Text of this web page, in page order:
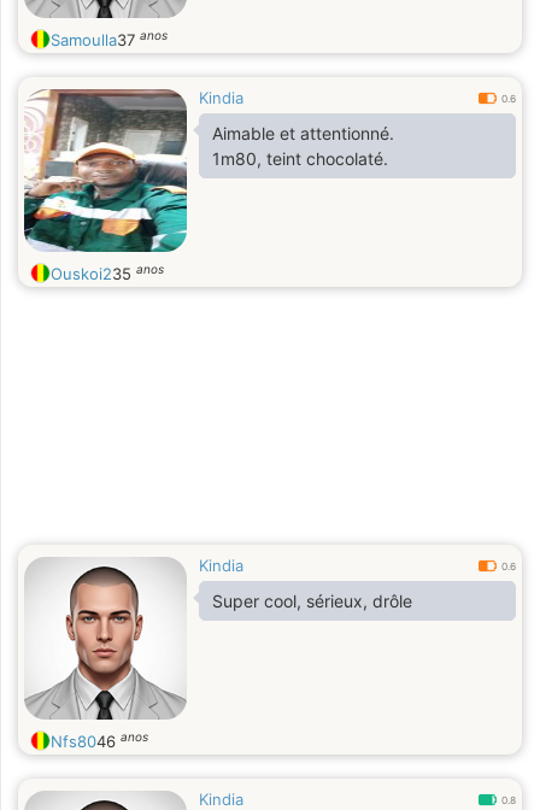
Samoulla37 anos
Kindia 0.6
Aimable et attentionné.
1m80, teint chocolaté.
Ouskoi235 anos
Kindia 0.6
Super cool, sérieux, drôle
Nfs8046 anos
Kindia 0.8